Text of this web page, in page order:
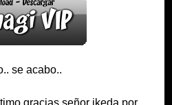
se acabo..
gracias señor ikeda por